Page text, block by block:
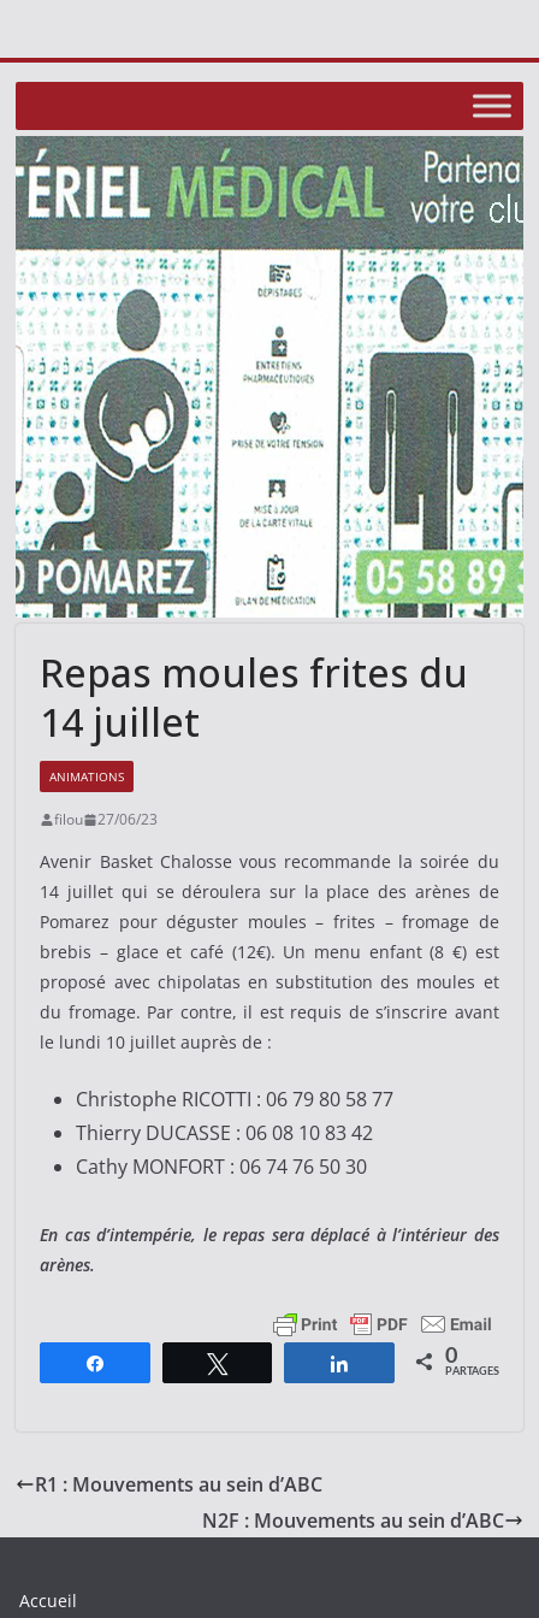
Repas moules frites du
14 juillet
ANIMATIONS
filou 27/06/23
Avenir Basket Chalosse vous recommande la soirée du
14 juillet qui se déroulera sur la place des arènes de
Pomarez pour déguster moules – frites – fromage de
brebis – glace et café (12€). Un menu enfant (8 €) est
proposé avec chipolatas en substitution des moules et
du fromage. Par contre, il est requis de s’inscrire avant
le lundi 10 juillet auprès de :
Christophe RICOTTI : 06 79 80 58 77
Thierry DUCASSE : 06 08 10 83 42
Cathy MONFORT : 06 74 76 50 30
En cas d’intempérie, le repas sera déplacé à l’intérieur des
arènes.
Partagez 0
PARTAGES
R1 : Mouvements au sein d’ABC
N2F : Mouvements au sein d’ABC
Accueil